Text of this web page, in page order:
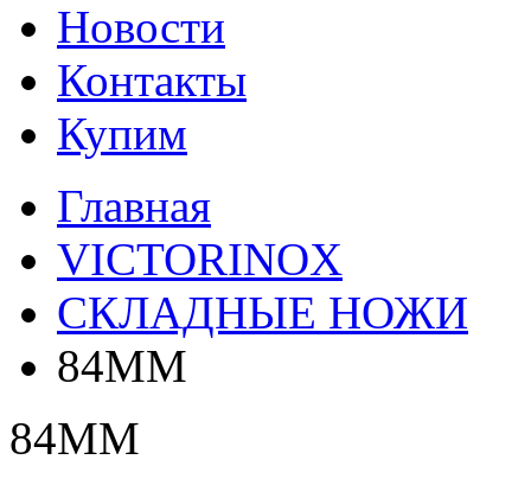
Новости
Контакты
Купим
Главная
VICTORINOX
СКЛАДНЫЕ НОЖИ
84ММ
84ММ